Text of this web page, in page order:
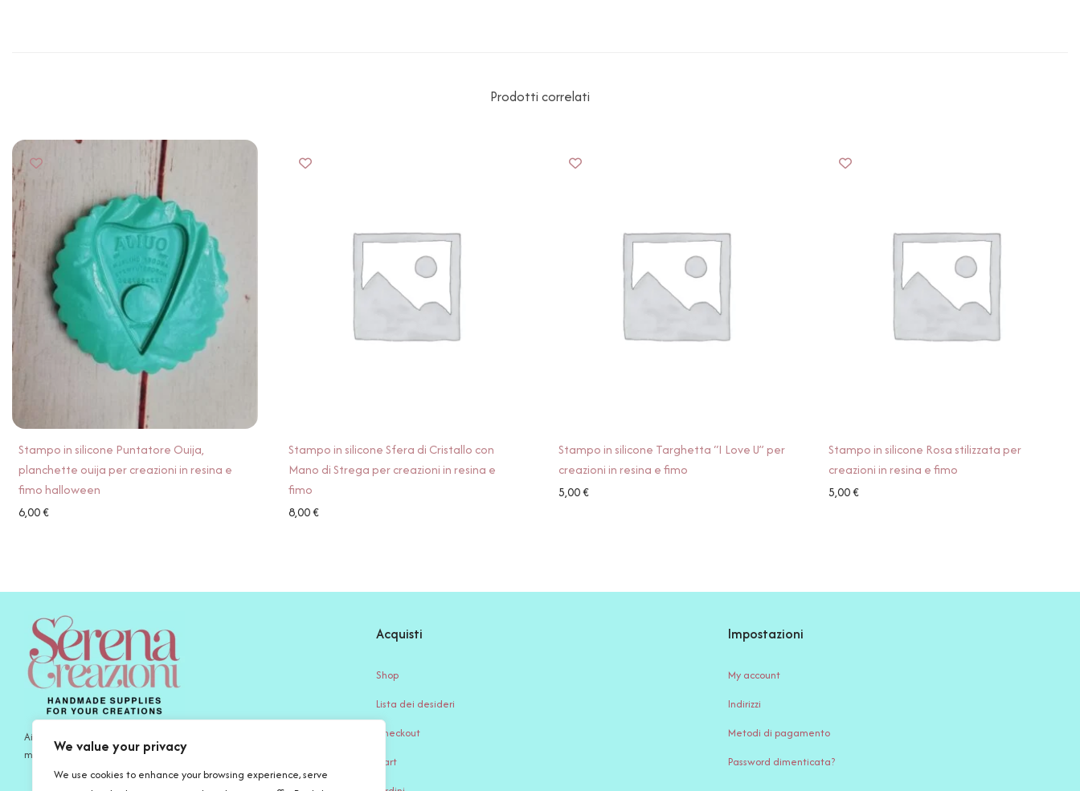
We value your privacy
We use cookies to enhance your browsing experience, serve
Prodotti correlati
Stampo in silicone Puntatore Ouija,
planchette ouija per creazioni in resina e
fimo halloween
6,00€
Stampo in silicone Sfera di Cristallo con
Mano di Strega per creazioni in resina e
fimo
8,00€
Stampo in silicone Targhetta “I Love U” per
creazioni in resina e fimo
5,00€
Stampo in silicone Rosa stilizzata per
creazioni in resina e fimo
5,00€
Aiutamo gli artigiani di oggi a esprimersi al meglio con prodotti fatti a
mano per le proprie creazioni e la propria ispirazione.
Acquisti
Shop
Lista dei desideri
Checkout
Cart
Impostazioni
My account
Indirizzi
Metodi di pagamento
Password dimenticata?